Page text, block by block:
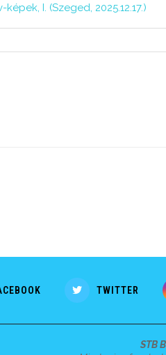
I. (Szeged, 2025.12.17.)
TWITTER
STB